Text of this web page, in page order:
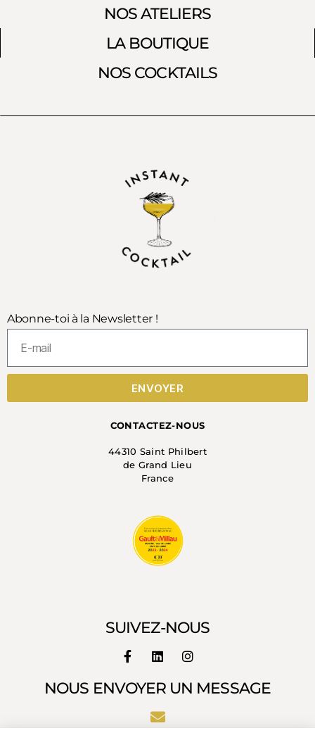
NOS ATELIERS
LA BOUTIQUE
NOS COCKTAILS
Abonne-toi à la Newsletter !
ENVOYER
CONTACTEZ-NOUS
44310 Saint Philbert
de Grand Lieu
France
SUIVEZ-NOUS
NOUS ENVOYER UN MESSAGE